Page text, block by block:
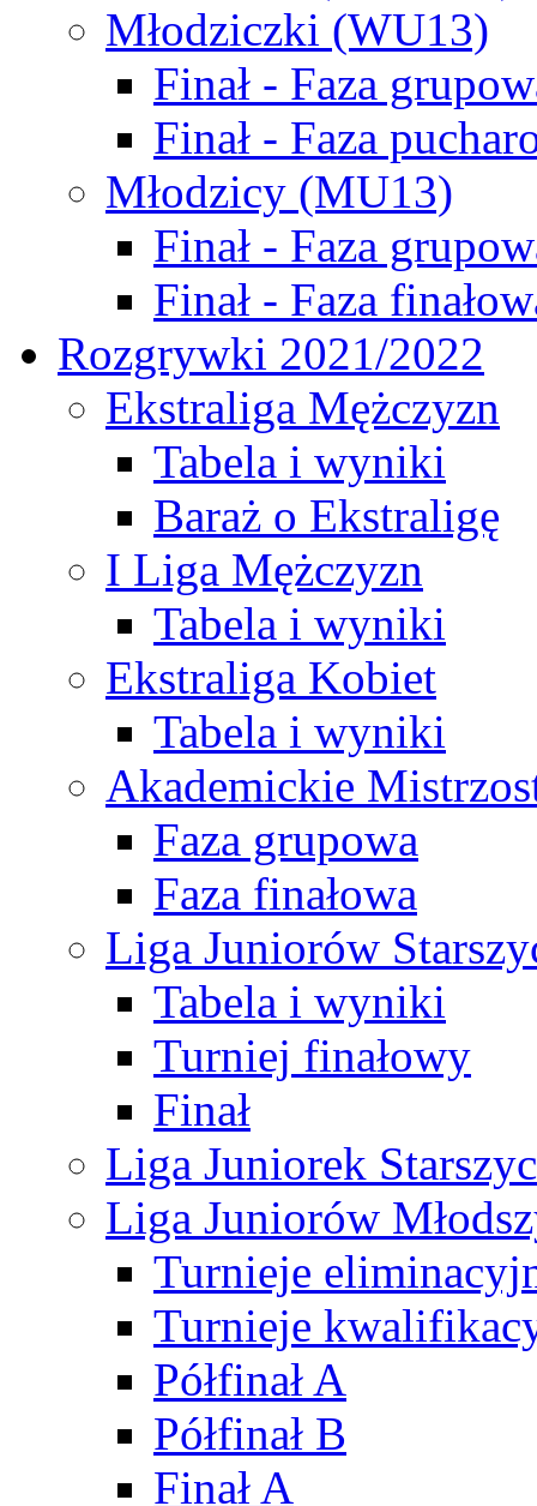
Młodziczki (WU13)
Finał - Faza
Finał - Faza
Młodzicy (MU13)
Finał - Faza
Finał - Faza
Rozgrywki 2021/2022
Ekstraliga Mężczyzn
Tabela i wyniki
Baraż o Ekstraligę
I Liga Mężczyzn
Tabela i wyniki
Ekstraliga Kobiet
Tabela i wyniki
Akademickie
Faza grupowa
Faza finałowa
Liga Juniorów
Tabela i wyniki
Turniej finałowy
Finał
Liga Juniorek
Liga Juniorów
Turnieje
Turnieje
Półfinał A
Półfinał B
Finał A